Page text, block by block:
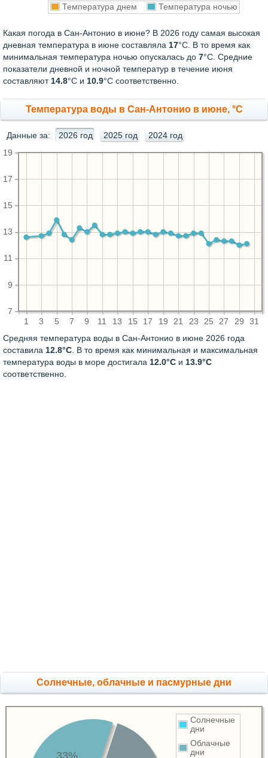
Температура днем Температура ночью
Какая погода в Сан-Антонио в июне? В 2026 году самая высокая
дневная температура в июне составляла 17°С. В то время как
минимальная температура ночью опускалась до 7°C. Средние
показатели дневной и ночной температур в течение июня
составляют14.8°С и 10.9°С соответственно.
Температура воды в Сан-Антонио в июне, °C
Данные за: 2026 год 2025 год 2024 год
1 3 5 7 9 11 13 15 17 19 21 23 25 27 29 31
7
9
11
13
15
17
19
Средняя температура воды в Сан-Антонио в июне 2026 года
составила 12.8°C. В то время как минимальная и максимальная
температура воды в море достигала 12.0°C и 13.9°C
соответственно.
Cолнечные, облачные и пасмурные дни
Солнечные
дни
Облачные
дни